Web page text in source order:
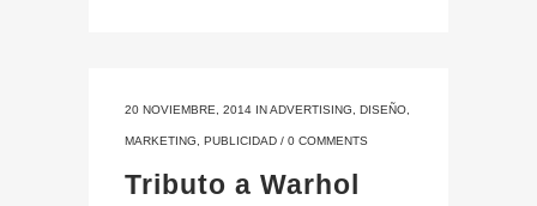
20 NOVIEMBRE, 2014 INADVERTISING DISEÑO
MARKETING PUBLICIDAD / 0 COMMENTS
Tributo a Warhol